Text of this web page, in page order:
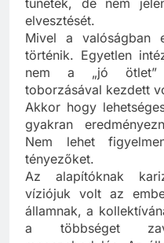
tünetek, de nem
elvesztését.
Mivel a valóságban
történik. Egyetlen
nem a „jó ötlet”
toborzásával kezdett
Akkor hogy
gyakran
Nem lehet
tényezőket.
Az alapítóknak
víziójuk volt az
államnak, a